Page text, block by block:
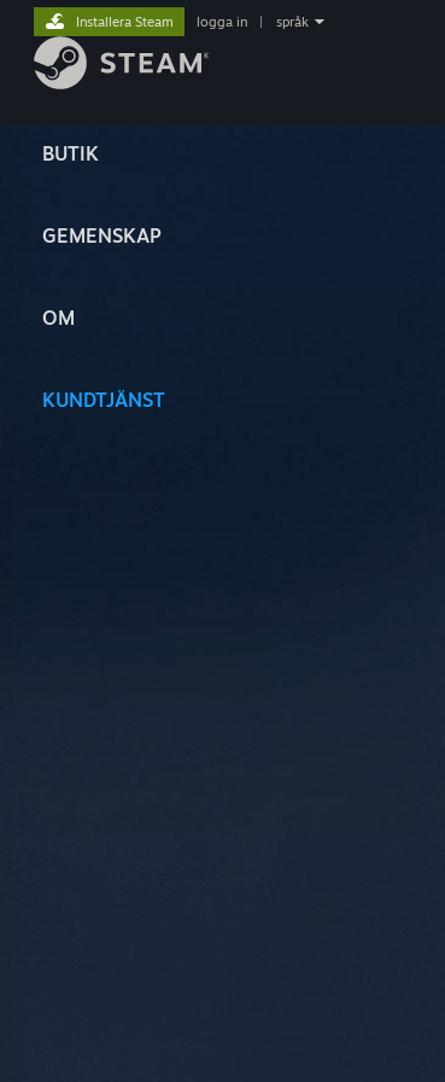
BUTIK
GEMENSKAP
OM
KUNDTJÄNST
Installera Steam logga in språk